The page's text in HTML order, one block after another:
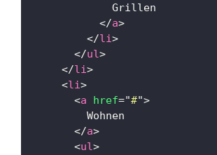
            Grillen
</a>
</li>
</ul>
</li>
<li>
<a href="#">
        Wohnen
</a>
<ul>